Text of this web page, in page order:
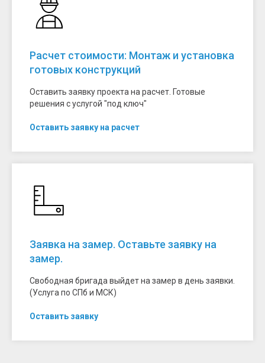
Расчет стоимости: Монтаж и установка
готовых конструкций
Оставить заявку проекта на расчет. Готовые
решения с услугой "под ключ"
Оставить заявку на расчет
Заявка на замер. Оставьте заявку на
замер.
Свободная бригада выйдет на замер в день заявки.
(Услуга по СПб и МСК)
Оставить заявку